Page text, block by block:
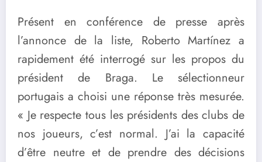
Présent en conférence de presse après
l’annonce de la liste, Roberto Martínez a
rapidement été interrogé sur les propos du
président de Braga. Le sélectionneur
portugais a choisi une réponse très mesurée.
« Je respecte tous les présidents des clubs de
nos joueurs, c’est normal. J’ai la capacité
d’être neutre et de prendre des décisions